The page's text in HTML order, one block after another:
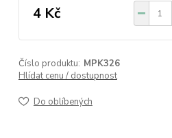
4 Kč
Číslo produktu: MPK326
Hlídat cenu / dostupnost
Do oblíbených